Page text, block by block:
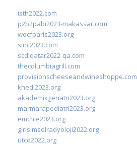
isth2022.com
p2b2pabi2023-makassar.com
wocfparis2023.org
sinc2023.com
scdlqatar2022-qa.com
thecolumbiagrill.com
provisionscheeseandwineshoppe.com
khedi2023.org
akademikgeriatri2023.org
marmarapediatri2023.org
emchie2023.org
girisimselradyoloji2022.org
utcd2022.org